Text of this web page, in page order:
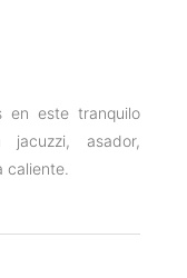
en este tranquilo
asador,
caliente.